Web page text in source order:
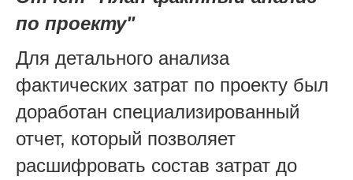
по проекту"
Для детального анализа
фактических затрат по проекту был
доработан специализированный
отчет, который позволяет
расшифровать состав затрат до